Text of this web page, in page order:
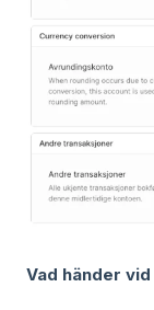
Vad händer